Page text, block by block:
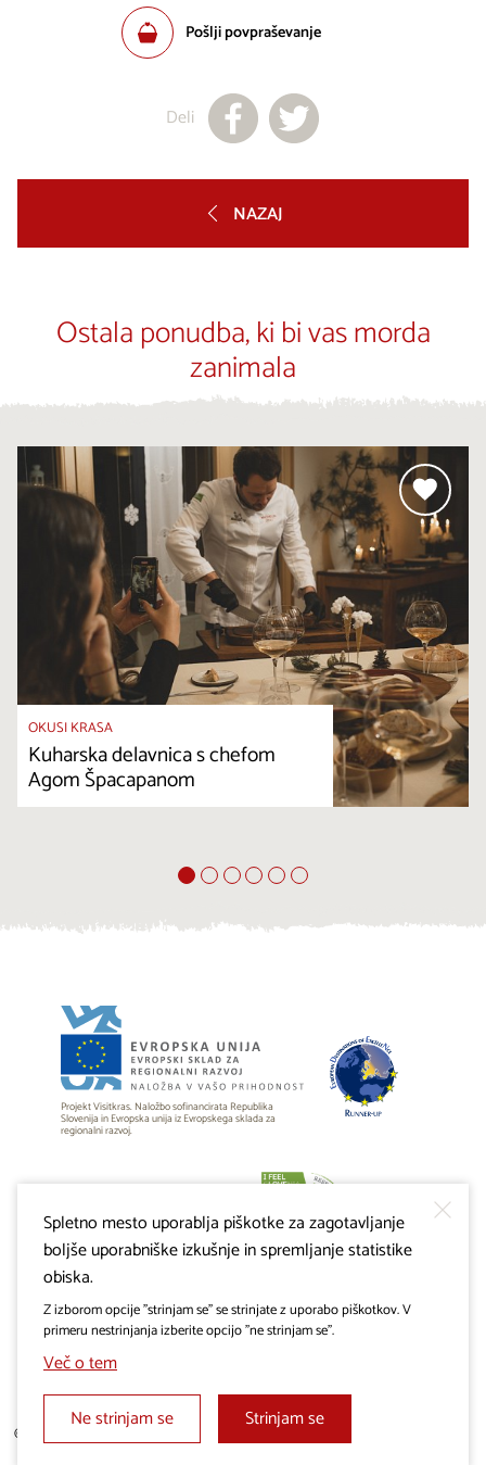
Pošlji povpraševanje
Deli
NAZAJ
Ostala ponudba, ki bi vas morda
zanimala
OKUSI KRASA
Kuharska delavnica s chefom
Agom Špacapanom
Projekt Visitkras. Naložbo sofinancirata Republika
Slovenija in Evropska unija iz Evropskega sklada za
regionalni razvoj.
© 2019 - 2026 visitkras.info. Vse pravice pridržane.
Spletno mesto uporablja piškotke za zagotavljanje
boljše uporabniške izkušnje in spremljanje statistike
obiska.
Z izborom opcije "strinjam se" se strinjate z uporabo piškotkov. V
primeru nestrinjanja izberite opcijo "ne strinjam se".
Več o tem
Ne strinjam se
Strinjam se